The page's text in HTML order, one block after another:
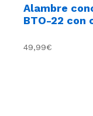
Alambre
BTO-22 con
49,99€